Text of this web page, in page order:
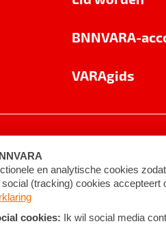
BNNVARA-
VARAgids
voorwaarden ©2026